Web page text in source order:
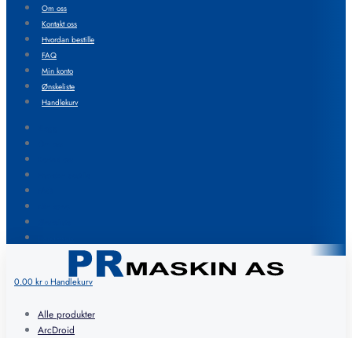
Om oss
Kontakt oss
Hvordan bestille
FAQ
Min konto
Ønskeliste
Handlekurv
0.00kr 0 Handlekurv
Alle produkter
ArcDroid